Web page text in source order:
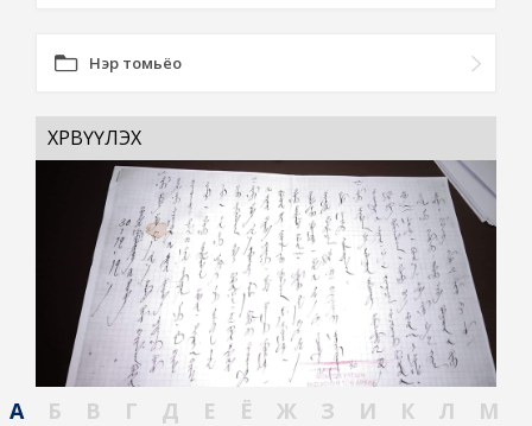
Нэр томьёо
ХӨРВҮҮЛЭХ
А Б В Г Д Е Ё Ж З И К Л
М